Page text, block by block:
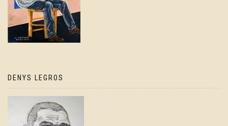
DENYS LEGROS